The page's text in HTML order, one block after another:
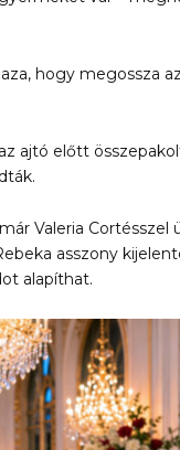
hogy megossza
ajtó előtt
Valeria Cortésszel
asszony
alapíthat.